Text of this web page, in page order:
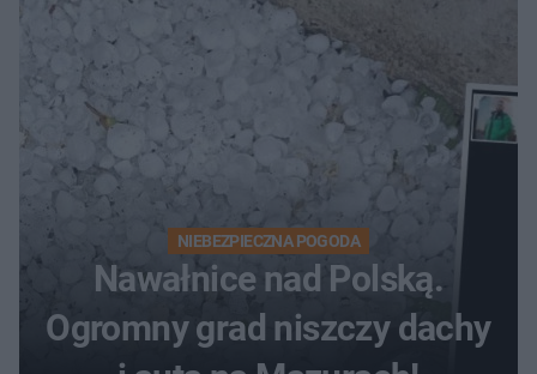
NIEBEZPIECZNA POGODA
Nawałnice nad Polską.
Ogromny grad niszczy dachy